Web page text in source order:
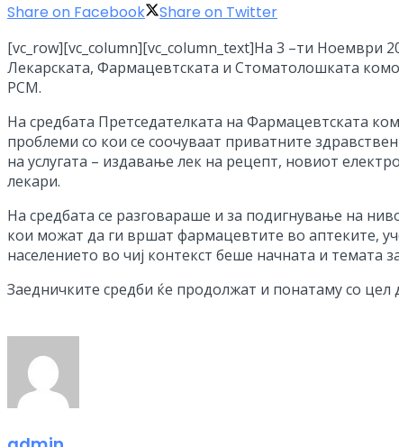
Share on Facebook Share on Twitter
[vc_row][vc_column][vc_column_text]На 3 –ти Ноември
Лекарската, Фармацевтската и Стоматолошката
РСМ.
На средбата Претседателката на Фармацевтската
проблеми со кои се соочуваат приватните
на услугата – издавање лек на рецепт, новиот
лекари.
На средбата се разговараше и за подигнување на
кои можат да ги вршат фармацевтите во аптеките,
населението во чиј контекст беше начната и темата
Заедничките средби ќе продолжат и понатаму со цел